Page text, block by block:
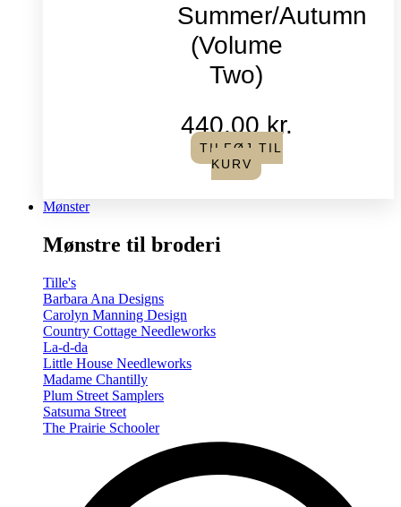
Summer/Autumn
(Volume
Two)
440,00kr.
TILFØJ TIL
KURV
Mønster
Mønstre til broderi
Tille's
Barbara Ana Designs
Carolyn Manning Design
Country Cottage Needleworks
La-d-da
Little House Needleworks
Madame Chantilly
Plum Street Samplers
Satsuma Street
The Prairie Schooler